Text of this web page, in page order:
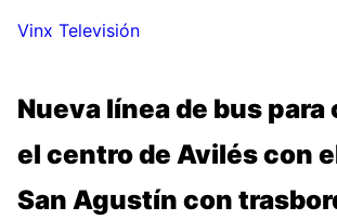
Vinx Televisión
Nueva línea de bus
el centro de Avilés con
San Agustín con